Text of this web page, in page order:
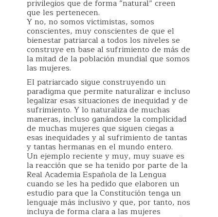
privilegios que de forma “natural” creen
que les pertenecen.
Y no, no somos victimistas, somos
conscientes, muy conscientes de que el
bienestar patriarcal a todos los niveles se
construye en base al sufrimiento de más de
la mitad de la población mundial que somos
las mujeres.
El patriarcado sigue construyendo un
paradigma que permite naturalizar e incluso
legalizar esas situaciones de inequidad y de
sufrimiento. Y lo naturaliza de muchas
maneras, incluso ganándose la complicidad
de muchas mujeres que siguen ciegas a
esas inequidades y al sufrimiento de tantas
y tantas hermanas en el mundo entero.
Un ejemplo reciente y muy, muy suave es
la reacción que se ha tenido por parte de la
Real Academia Española de la Lengua
cuando se les ha pedido que elaboren un
estudio para que la Constitución tenga un
lenguaje más inclusivo y que, por tanto, nos
incluya de forma clara a las mujeres